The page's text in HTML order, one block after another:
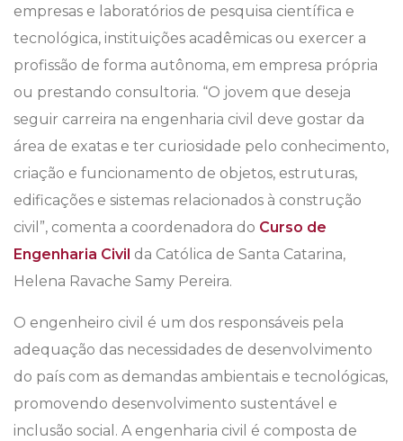
empresas e laboratórios de pesquisa científica e
tecnológica, instituições acadêmicas ou exercer a
profissão de forma autônoma, em empresa própria
ou prestando consultoria. “O jovem que deseja
seguir carreira na engenharia civil deve gostar da
área de exatas e ter curiosidade pelo conhecimento,
criação e funcionamento de objetos, estruturas,
edificações e sistemas relacionados à construção
civil”, comenta a coordenadora do Curso de
Engenharia Civil da Católica de Santa Catarina,
Helena Ravache Samy Pereira.
O engenheiro civil é um dos responsáveis pela
adequação das necessidades de desenvolvimento
do país com as demandas ambientais e tecnológicas,
promovendo desenvolvimento sustentável e
inclusão social. A engenharia civil é composta de